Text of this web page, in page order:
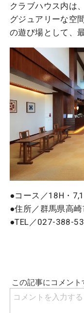
クラブハウス内は
グジュアリーな空
の遊び場として、
●コース／18H・
●住所／群馬県高
●TEL／027-388-